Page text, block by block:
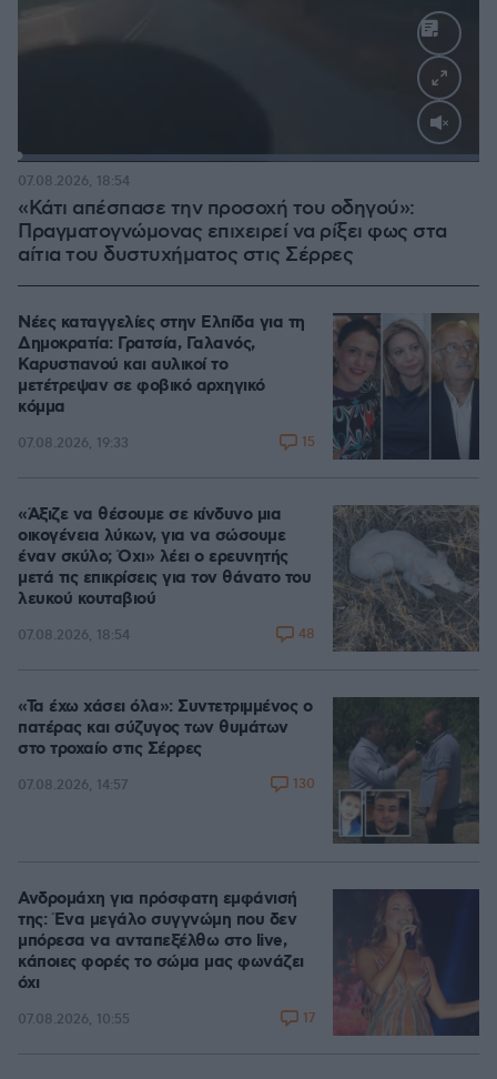
Loaded:
«Κάτι απέσπασε την προσοχή του οδηγού»:
Πραγματογνώμονας επιχειρεί να ρίξει φως στα
αίτια του δυστυχήματος στις Σέρρες
07.08.2026, 18:54
Νέες καταγγελίες στην Ελπίδα για τη
Δημοκρατία: Γρατσία, Γαλανός,
Καρυστιανού και αυλικοί το
μετέτρεψαν σε φοβικό αρχηγικό
κόμμα
07.08.2026, 19:33 15
«Άξιζε να θέσουμε σε κίνδυνο μια
οικογένεια λύκων, για να σώσουμε
έναν σκύλο; Όχι» λέει ο ερευνητής
μετά τις επικρίσεις για τον θάνατο του
λευκού κουταβιού
07.08.2026, 18:54 48
«Τα έχω χάσει όλα»: Συντετριμμένος ο
πατέρας και σύζυγος των θυμάτων
στο τροχαίο στις Σέρρες
07.08.2026, 14:57 130
Ανδρομάχη για πρόσφατη εμφάνισή
της: Ένα μεγάλο συγγνώμη που δεν
μπόρεσα να ανταπεξέλθω στο live,
κάποιες φορές το σώμα μας φωνάζει
όχι
07.08.2026, 10:55 17